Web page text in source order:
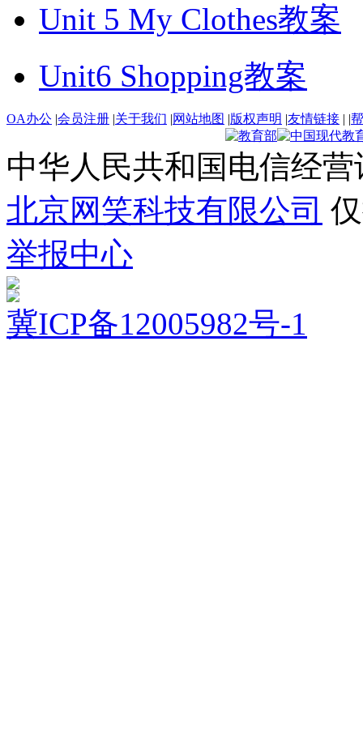
Unit 5 My Clothes教案
Unit6 Shopping教案
OA办公 |会员注册 |关于我们 |网站地图 |版权声明 |友情链接 | |
中华人民共和国电信经营
北京网笑科技有限公司
举报中心
冀ICP备12005982号-1